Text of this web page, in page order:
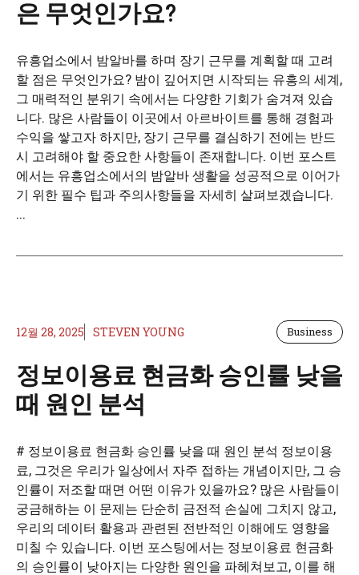
은 무엇인가요?
유흥업소에서 밤알바를 하며 장기 근무를 계획할 때 고려
할 점은 무엇인가요? 밤이 깊어지면 시작되는 유흥의 세계,
그 매력적인 분위기 속에서는 다양한 기회가 숨겨져 있습
니다. 많은 사람들이 이곳에서 아르바이트를 통해 경험과
수익을 쌓고자 하지만, 장기 근무를 결심하기 전에는 반드
시 고려해야 할 중요한 사항들이 존재합니다. 이번 포스트
에서는 유흥업소에서의 밤알바 생활을 성공적으로 이어가
기 위한 필수 팁과 주의사항들을 자세히 살펴보겠습니다.
...
12월 28, 2025 STEVEN YOUNG Business
정보이용료 현금화 승인률 낮을
때 원인 분석
# 정보이용료 현금화 승인률 낮을 때 원인 분석 정보이용
료, 그것은 우리가 일상에서 자주 접하는 개념이지만, 그 승
인률이 저조할 때면 어떤 이유가 있을까요? 많은 사람들이
궁금해하는 이 문제는 단순히 금전적 손실에 그치지 않고,
우리의 데이터 활용과 관련된 전반적인 이해에도 영향을
미칠 수 있습니다. 이번 포스팅에서는 정보이용료 현금화
의 승인률이 낮아지는 다양한 원인을 파헤쳐보고, 이를 해